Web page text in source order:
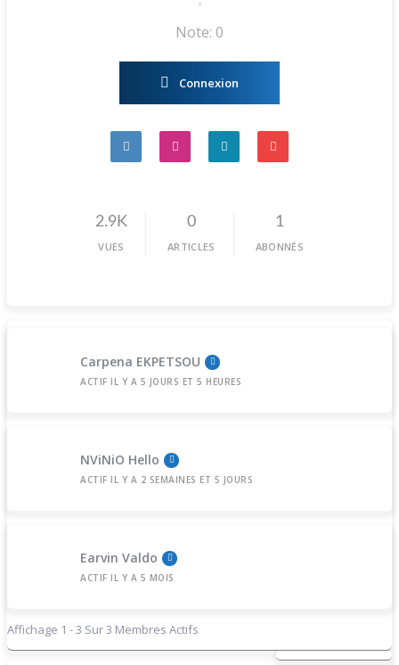
•
Note: 0
Connexion
2.9K
VUES
0
ARTICLES
1
ABONNÉS
Carpena EKPETSOU
ACTIF IL Y A 5 JOURS ET 5 HEURES
NViNiO Hello
ACTIF IL Y A 2 SEMAINES ET 5 JOURS
Earvin Valdo
ACTIF IL Y A 5 MOIS
Affichage 1 - 3 Sur 3 Membres Actifs